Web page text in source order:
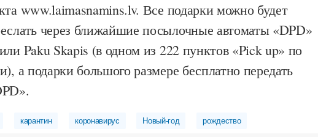
www.laimasnamins.lv. Все подарки можно будет
через ближайшие посылочные автоматы «DPD»
Paku Skapis (в одном из 222 пунктов «Pick up» по
а подарки большого размере бесплатно передать
карантин коронавирус Новый-год рождество